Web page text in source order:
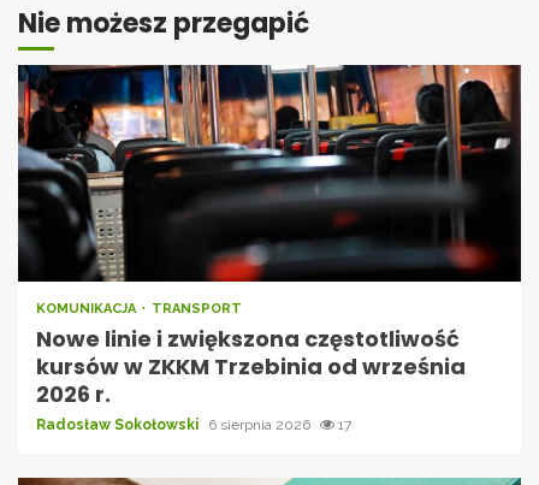
Nie możesz przegapić
KOMUNIKACJA TRANSPORT
Nowe linie i zwiększona częstotliwość
kursów w ZKKM Trzebinia od września
2026 r.
Radosław Sokołowski 6 sierpnia 2026 17